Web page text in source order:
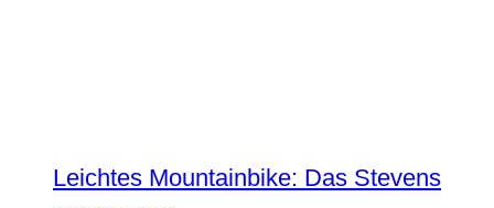
Leichtes Mountainbike: Das Stevens